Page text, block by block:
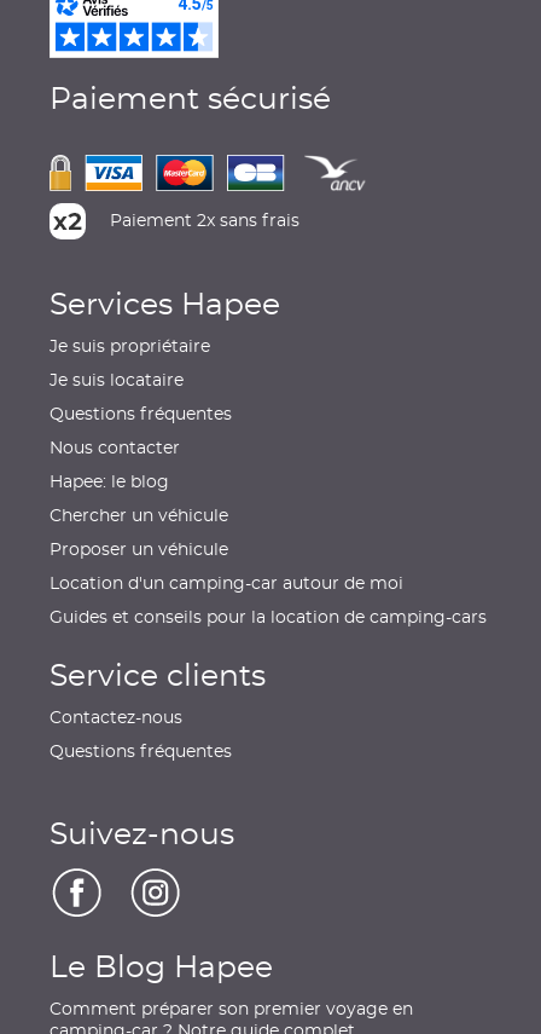
Paiement sécurisé
Paiement 2x sans frais
Services Hapee
Je suis propriétaire
Je suis locataire
Questions fréquentes
Nous contacter
Hapee: le blog
Chercher un véhicule
Proposer un véhicule
Location d'un camping-car autour de moi
Guides et conseils pour la location de camping-cars
Service clients
Contactez-nous
Questions fréquentes
Suivez-nous
Le Blog Hapee
Comment préparer son premier voyage en